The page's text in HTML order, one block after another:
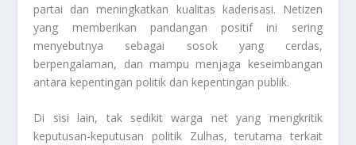
partai dan meningkatkan kualitas kaderisasi. Netizen
yang memberikan pandangan positif ini sering
menyebutnya sebagai sosok yang cerdas,
berpengalaman, dan mampu menjaga keseimbangan
antara kepentingan politik dan kepentingan publik.
Di sisi lain, tak sedikit warga net yang mengkritik
keputusan-keputusan politik Zulhas, terutama terkait